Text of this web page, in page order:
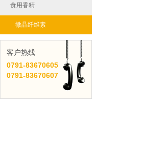
食用香精
微晶纤维素
客户热线
0791-83670605
0791-83670607